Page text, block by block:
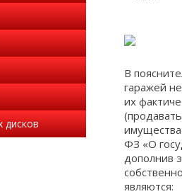
дисков
В
гаражей
их
имущества
ФЗ «О
дополнив
являются: